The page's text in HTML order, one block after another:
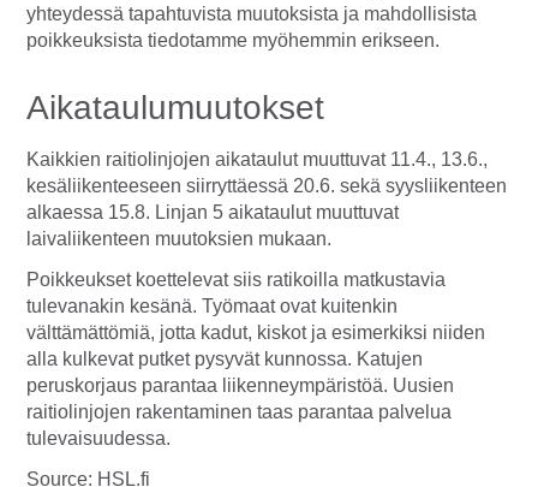
yhteydessä tapahtuvista muutoksista ja mahdollisista
poikkeuksista tiedotamme myöhemmin erikseen.
Aikataulumuutokset
Kaikkien raitiolinjojen aikataulut muuttuvat 11.4., 13.6.,
kesäliikenteeseen siirryttäessä 20.6. sekä syysliikenteen
alkaessa 15.8. Linjan 5 aikataulut muuttuvat
laivaliikenteen muutoksien mukaan.
Poikkeukset koettelevat siis ratikoilla matkustavia
tulevanakin kesänä. Työmaat ovat kuitenkin
välttämättömiä, jotta kadut, kiskot ja esimerkiksi niiden
alla kulkevat putket pysyvät kunnossa. Katujen
peruskorjaus parantaa liikenneympäristöä. Uusien
raitiolinjojen rakentaminen taas parantaa palvelua
tulevaisuudessa.
Source: HSL.fi